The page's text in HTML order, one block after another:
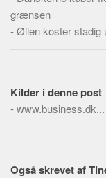
grænsen
-Øllen koster stadig
Kilder i denne post
-www.business.dk...
Også skrevet af